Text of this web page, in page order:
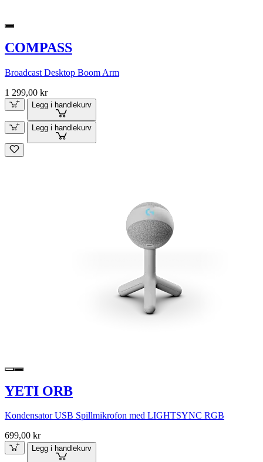
COMPASS
Broadcast Desktop Boom Arm
1 299,00 kr
Legg i handlekurv
Legg i handlekurv
YETI ORB
Kondensator USB Spillmikrofon med LIGHTSYNC RGB
699,00 kr
Legg i handlekurv